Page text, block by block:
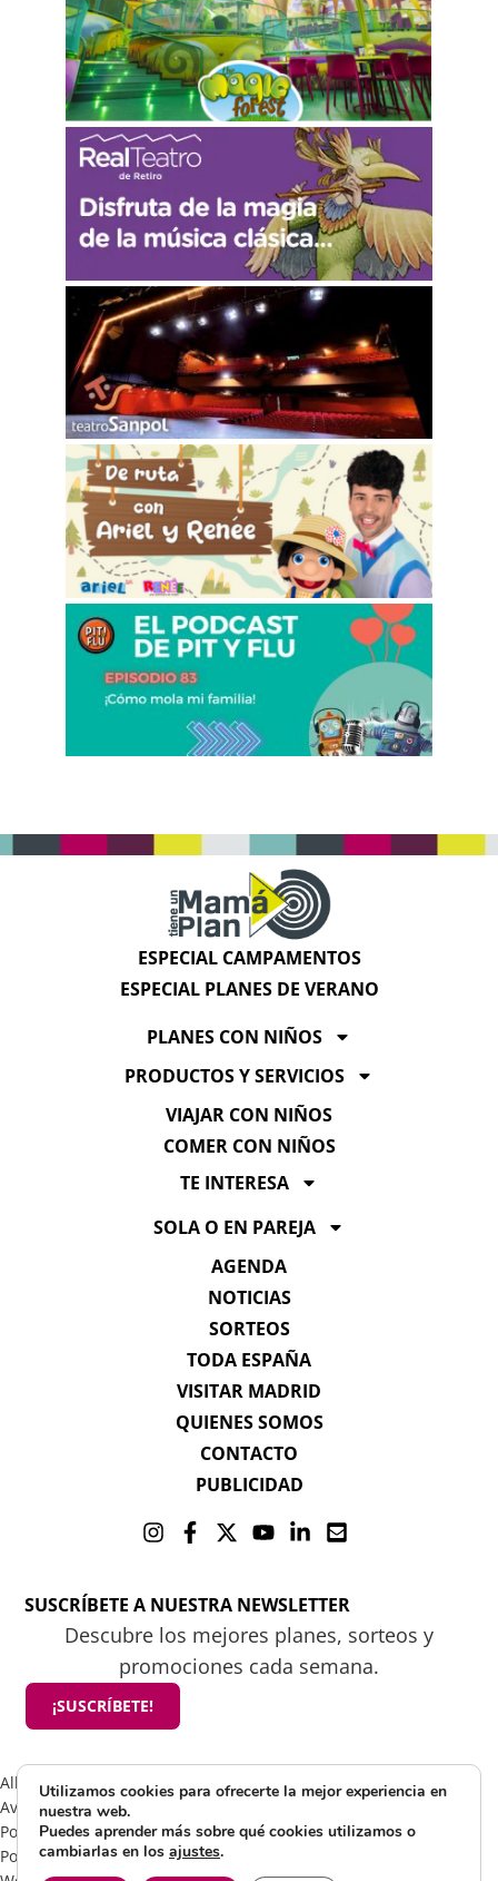
ESPECIAL CAMPAMENTOS
ESPECIAL PLANES DE VERANO
PLANES CON NIÑOS
PRODUCTOS Y SERVICIOS
VIAJAR CON NIÑOS
COMER CON NIÑOS
TE INTERESA
SOLA O EN PAREJA
AGENDA
NOTICIAS
SORTEOS
TODA ESPAÑA
VISITAR MADRID
QUIENES SOMOS
CONTACTO
PUBLICIDAD
SUSCRÍBETE A NUESTRA NEWSLETTER
Descubre los mejores planes, sorteos y
promociones cada semana.
¡SUSCRÍBETE!
All rights reserved 2025 ©Mamá tiene un plan
Aviso Legal
Política de Cookies
Política de Privacidad
Utilizamos cookies para ofrecerte la mejor experiencia en
nuestra web.
Puedes aprender más sobre qué cookies utilizamos o
cambiarlas en los ajustes.